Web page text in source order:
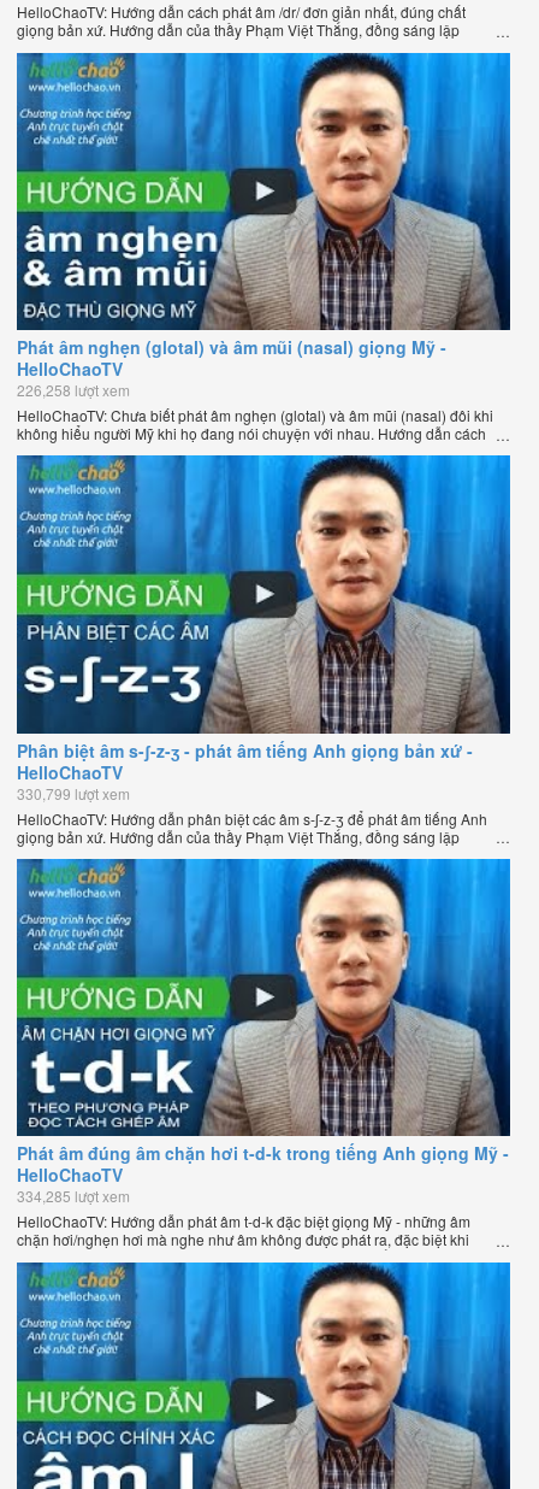
HelloChaoTV: Hướng dẫn cách phát âm /dr/ đơn giản nhất, đúng chất
giọng bản xứ. Hướng dẫn của thầy Phạm Việt Thắng, đồng sáng lập
HelloChao.vn - Chương trình dạy tiếng Anh trực tuyến chặt chẽ nhất thế
giới.
Phát âm nghẹn (glotal) và âm mũi (nasal) giọng Mỹ -
HelloChaoTV
226,258 lượt xem
HelloChaoTV: Chưa biết phát âm nghẹn (glotal) và âm mũi (nasal) đôi khi
không hiểu người Mỹ khi họ đang nói chuyện với nhau. Hướng dẫn cách
phát âm tiếng Anh giọng Mỹ theo phương pháp đọc tách ghép âm đặc biệt
của thầy Phạm Việt Thắng, đồng sáng lập HelloChao.vn - Chương trình
dạy tiếng Anh trực tuyến chặt chẽ nhất thế giới.
Phân biệt âm s-ʃ-z-ʒ - phát âm tiếng Anh giọng bản xứ -
HelloChaoTV
330,799 lượt xem
HelloChaoTV: Hướng dẫn phân biệt các âm s-ʃ-z-ʒ để phát âm tiếng Anh
giọng bản xứ. Hướng dẫn của thầy Phạm Việt Thắng, đồng sáng lập
HelloChao.vn - Chương trình dạy tiếng Anh trực tuyến chặt chẽ nhất thế
giới.
Phát âm đúng âm chặn hơi t-d-k trong tiếng Anh giọng Mỹ -
HelloChaoTV
334,285 lượt xem
HelloChaoTV: Hướng dẫn phát âm t-d-k đặc biệt giọng Mỹ - những âm
chặn hơi/nghẹn hơi mà nghe như âm không được phát ra, đặc biệt khi
chúng nằm ở cuối từ. Hướng dẫn của thầy Phạm Việt Thắng, đồng sáng
lập HelloChao.vn - Chương trình dạy tiếng Anh trực tuyến chặt chẽ nhất
thế giới.